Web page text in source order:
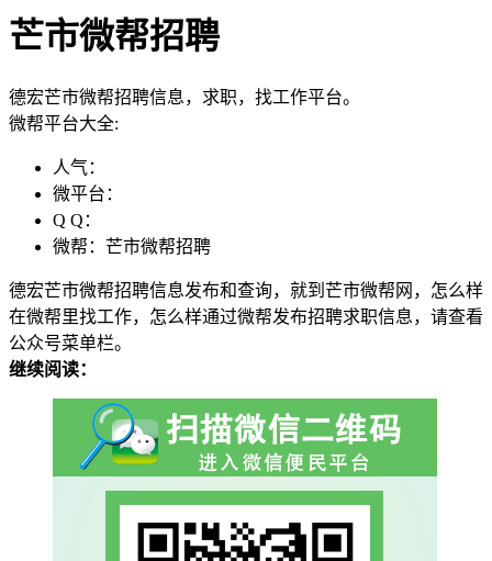
芒市微帮招聘
德宏芒市微帮招聘信息，求职，找工作平台。
微帮平台大全:
人气：
微平台：
Q Q：
微帮：芒市微帮招聘
德宏芒市微帮招聘信息发布和查询，就到芒市微帮网，怎么样
在微帮里找工作，怎么样通过微帮发布招聘求职信息，请查看
公众号菜单栏。
继续阅读：